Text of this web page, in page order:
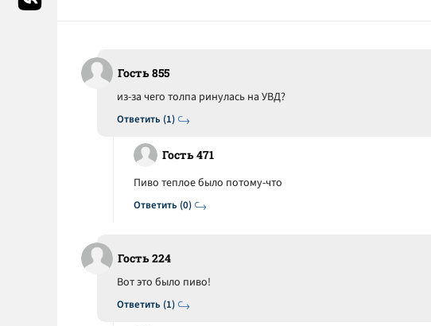
Гость 855
Ответить (1)
из-за чего толпа ринулась на УВД?
Гость 471
Ответить (0)
Пиво теплое было потому-что
Гость 224
Ответить (1)
Вот это было пиво!